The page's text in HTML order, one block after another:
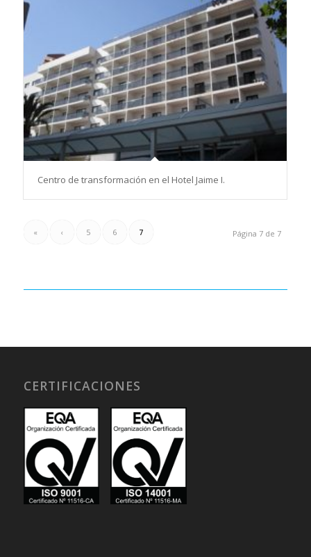
Centro de transformación en el Hotel Jaime I.
Página 7 de 7
« ‹ 5 6 7
CERTIFICACIONES